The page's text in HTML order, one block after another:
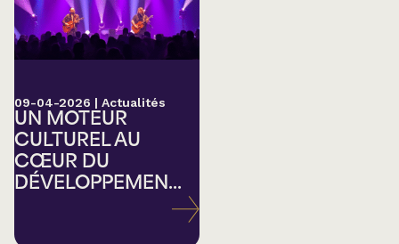
09-04-2026 | Actualités
UN MOTEUR
CULTUREL AU
CŒUR DU
DÉVELOPPEMEN...